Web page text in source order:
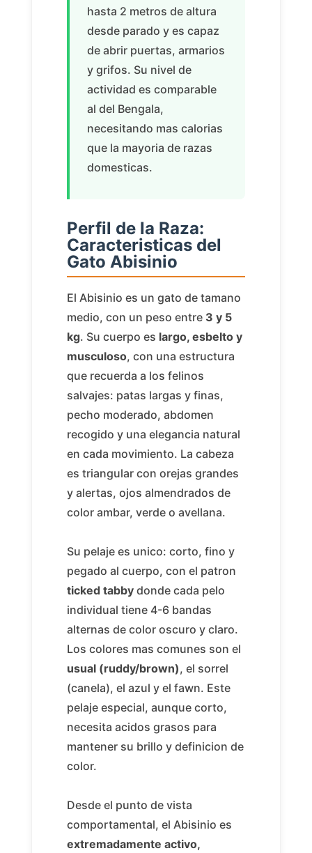
hasta 2 metros de altura
desde parado y es capaz
de abrir puertas, armarios
y grifos. Su nivel de
actividad es comparable
al del Bengala,
necesitando mas calorias
que la mayoria de razas
domesticas.
Perfil de la Raza:
Caracteristicas del
Gato Abisinio
El Abisinio es un gato de tamano
medio, con un peso entre 3 y 5
kg. Su cuerpo es largo, esbelto y
musculoso, con una estructura
que recuerda a los felinos
salvajes: patas largas y finas,
pecho moderado, abdomen
recogido y una elegancia natural
en cada movimiento. La cabeza
es triangular con orejas grandes
y alertas, ojos almendrados de
color ambar, verde o avellana.
Su pelaje es unico: corto, fino y
pegado al cuerpo, con el patron
ticked tabbydonde cada pelo
individual tiene 4-6 bandas
alternas de color oscuro y claro.
Los colores mas comunes son el
usual (ruddy/brown), el sorrel
(canela), el azul y el fawn. Este
pelaje especial, aunque corto,
necesita acidos grasos para
mantener su brillo y definicion de
color.
Desde el punto de vista
comportamental, el Abisinio es
extremadamente activo,